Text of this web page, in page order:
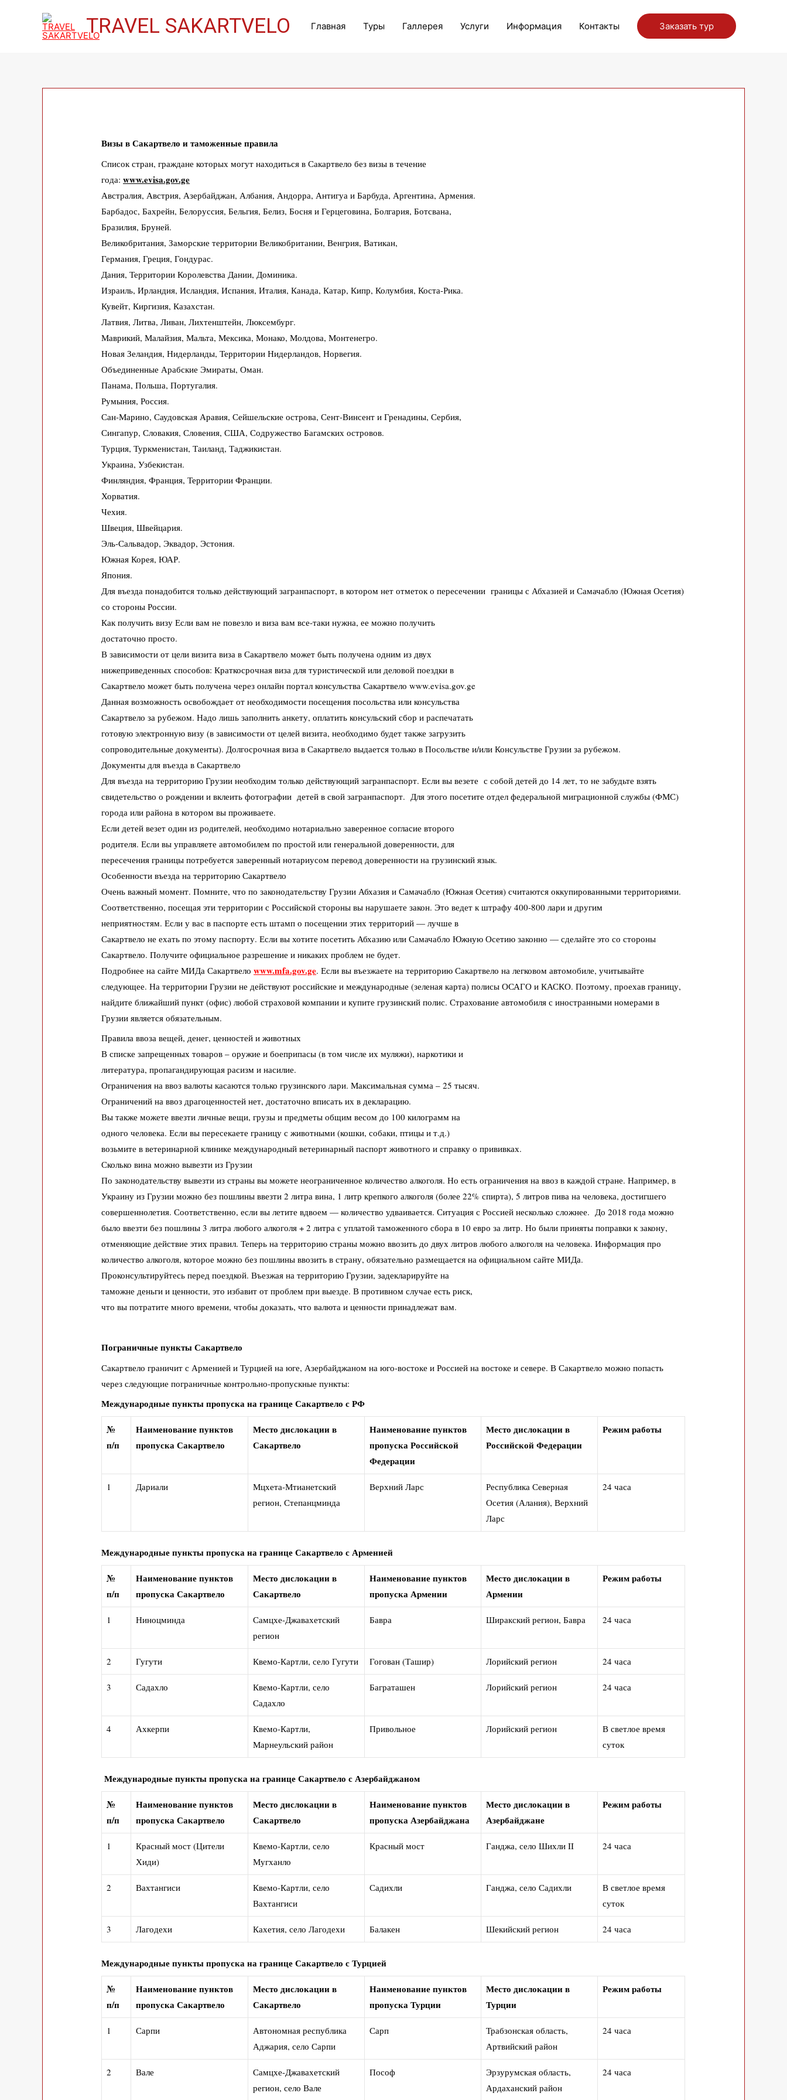
TRAVEL SAKARTVELO Главная Туры Галлерея Услуги Информация Контакты Заказать тур
Визы в Сакартвело и таможенные правила
Список стран, граждане которых могут находиться в Сакартвело без визы в течение
года:www.evisa.gov.ge
Австралия, Австрия, Азербайджан, Албания, Андорра, Антигуа и Барбуда, Аргентина, Армения.
Барбадос, Бахрейн, Белоруссия, Бельгия, Белиз, Босня и Герцеговина, Болгария, Ботсвана,
Бразилия, Бруней.
Великобритания, Заморские территории Великобритании, Венгрия, Ватикан,
Германия, Греция, Гондурас.
Дания, Территории Королевства Дании, Доминика.
Израиль, Ирландия, Исландия, Испания, Италия, Канада, Катар, Кипр, Колумбия, Коста-Рика.
Кувейт, Киргизия, Казахстан.
Латвия, Литва, Ливан, Лихтенштейн, Люксембург.
Маврикий, Малайзия, Мальта, Мексика, Монако, Молдова, Монтенегро.
Новая Зеландия, Нидерланды, Территории Нидерландов, Норвегия.
Объединенные Арабские Эмираты, Оман.
Панама, Польша, Португалия.
Румыния, Россия.
Сан-Марино, Саудовская Аравия, Сейшельские острова, Сент-Винсент и Гренадины, Сербия,
Сингапур, Словакия, Словения, США, Содружество Багамских островов.
Турция, Туркменистан, Таиланд, Таджикистан.
Украина, Узбекистан.
Финляндия, Франция, Территории Франции.
Хорватия.
Чехия.
Швеция, Швейцария.
Эль-Сальвадор, Эквадор, Эстония.
Южная Корея, ЮАР.
Япония.
Для въезда понадобится только действующий загранпаспорт, в котором нет отметок о пересеченииграницы с Абхазией и Самачабло (Южная Осетия)
со стороны России.
Как получить визу Если вам не повезло и виза вам все-таки нужна, ее можно получить
достаточно просто.
В зависимости от цели визита виза в Сакартвело может быть получена одним из двух
нижеприведенных способов: Краткосрочная виза для туристической или деловой поездки в
Сакартвело может быть получена через онлайн портал консульства Сакартвело www.evisa.gov.ge
Данная возможность освобождает от необходимости посещения посольства или консульства
Сакартвело за рубежом. Надо лишь заполнить анкету, оплатить консульский сбор и распечатать
готовую электронную визу (в зависимости от целей визита, необходимо будет также загрузить
сопроводительные документы). Долгосрочная виза в Сакартвело выдается только в Посольстве и/илиКонсульстве Грузии за рубежом.
Документы для въезда в Сакартвело
Для въезда на территорию Грузии необходим только действующий загранпаспорт. Если вы везетес собой детей до 14 лет, то не забудьте взять
свидетельство о рождении и вклеить фотографии детей в свой загранпаспорт. Для этого посетите отдел федеральной миграционной службы (ФМС)
города или района в котором вы проживаете.
Если детей везет один из родителей, необходимо нотариально заверенное согласие второго
родителя. Если вы управляете автомобилем по простой или генеральной доверенности, для
пересечения границы потребуется заверенный нотариусом перевод доверенности на грузинскийязык.
Особенности въезда на территорию Сакартвело
Очень важный момент. Помните, что по законодательству Грузии Абхазия и Самачабло (Южная Осетия)считаются оккупированными территориями.
Соответственно, посещая эти территории сРоссийской стороны вы нарушаете закон. Это ведет к штрафу 400-800 лари и другим
неприятностям. Если у вас в паспорте есть штамп о посещении этих территорий — лучше в
Сакартвело не ехать по этому паспорту. Если вы хотите посетить Абхазию или Самачабло Южную Осетию законно —сделайте это со стороны
Сакартвело. Получите официальное разрешение и никаких проблем не будет.
Подробнее на сайте МИДа Сакартвело www.mfa.gov.ge. Если вы въезжаете на территорию Сакартвело налегковом автомобиле, учитывайте
следующее. На территории Грузии не действуют российские имеждународные (зеленая карта) полисы ОСАГО и КАСКО. Поэтому, проехав границу,
найдитеближайший пункт (офис) любой страховой компании и купите грузинский полис. Страхованиеавтомобиля с иностранными номерами в
Грузии является обязательным.
Правила ввоза вещей, денег, ценностей и животных
В списке запрещенных товаров – оружие и боеприпасы (в том числе их муляжи), наркотики и
литература, пропагандирующая расизм и насилие.
Ограничения на ввоз валюты касаются только грузинского лари. Максимальная сумма – 25 тысяч.
Ограничений на ввоз драгоценностей нет, достаточно вписать их в декларацию.
Вы также можете ввезти личные вещи, грузы и предметы общим весом до 100 килограмм на
одного человека. Если вы пересекаете границу с животными (кошки, собаки, птицы и т.д.)
возьмите в ветеринарной клинике международный ветеринарный паспорт животного и справку опрививках.
Сколько вина можно вывезти из Грузии
По законодательству вывезти из страны вы можете неограниченное количество алкоголя. Но естьограничения на ввоз в каждой стране. Например, в
Украину из Грузии можно без пошлины ввезти2 литра вина, 1 литр крепкого алкоголя (более 22% спирта), 5 литров пива на человека, достигшего
совершеннолетия. Соответственно, если вы летите вдвоем — количество удваивается. Ситуация сРоссией несколько сложнее. До 2018 года можно
было ввезти без пошлины 3 литра любогоалкоголя + 2 литра с уплатой таможенного сбора в 10 евро за литр. Но были приняты поправки кзакону,
отменяющие действие этих правил. Теперь на территорию страны можно ввозить до двухлитров любого алкоголя на человека. Информация про
количество алкоголя, которое можно безпошлины ввозить в страну, обязательно размещается на официальном сайте МИДа.
Проконсультируйтесь перед поездкой. Въезжая на территорию Грузии, задекларируйте на
таможне деньги и ценности, это избавит от проблем при выезде. В противном случае есть риск,
что вы потратите много времени, чтобы доказать, что валюта и ценности принадлежат вам.
Пограничные пунктыСакартвело
Сакартвело граничит с Арменией и Турцией на юге, Азербайджаном на юго-востоке и Россией на востоке и севере. В Сакартвело можно попасть
через следующие пограничные контрольно-пропускные пункты:
Международные пункты пропуска на границеСакартвело с РФ
№
п/п
Наименование пунктов
пропуска Сакартвело
Место дислокации в
Сакартвело
Наименование пунктов
пропуска Российской
Федерации
Место дислокации в
Российской Федерации
Режим работы
1 Дариали
Мцхета-Мтианетский
регион, Степанцминда
Верхний Ларс
Республика Северная
Осетия (Алания), Верхний
Ларс
24 часа
Международные пункты пропуска на границеСакартвело с Арменией
№
п/п
Наименование пунктов
пропуска Сакартвело
Место дислокации в
Сакартвело
Наименование пунктов
пропуска Армении
Место дислокации в
Армении
Режим работы
1 Ниноцминда
Самцхе-Джавахетский
регион
Бавра Ширакский регион, Бавра 24 часа
2 Гугути Квемо-Картли, село Гугути Гогован (Ташир) Лорийский регион 24 часа
3 Садахло
Квемо-Картли, село
Садахло
Баграташен Лорийский регион 24 часа
4 Ахкерпи
Квемо-Картли,
Марнеульский район
Привольное Лорийский регион
В светлое время
суток
Международные пункты пропуска на границе Сакартвело с Азербайджаном
№
п/п
Наименование пунктов
пропуска Сакартвело
Место дислокации в
Сакартвело
Наименование пунктов
пропуска Азербайджана
Место дислокации в
Азербайджане
Режим работы
1
Красный мост (Цители
Хиди)
Квемо-Картли, село
Мугханло
Красный мост Ганджа, село Шихли II 24 часа
2 Вахтангиси
Квемо-Картли, село
Вахтангиси
Садихли Ганджа, село Садихли
В светлое время
суток
3 Лагодехи Кахетия, село Лагодехи Балакен Шекийский регион 24 часа
Международные пункты пропуска на границеСакартвело с Турцией
№
п/п
Наименование пунктов
пропуска Сакартвело
Место дислокации в
Сакартвело
Наименование пунктов
пропуска Турции
Место дислокации в
Турции
Режим работы
1 Сарпи
Автономная республика
Аджария, село Сарпи
Сарп
Трабзонская область,
Артвийский район
24 часа
2 Вале
Самцхе-Джавахетский
регион, село Вале
Пософ
Эрзурумская область,
Ардаханский район
24 часа